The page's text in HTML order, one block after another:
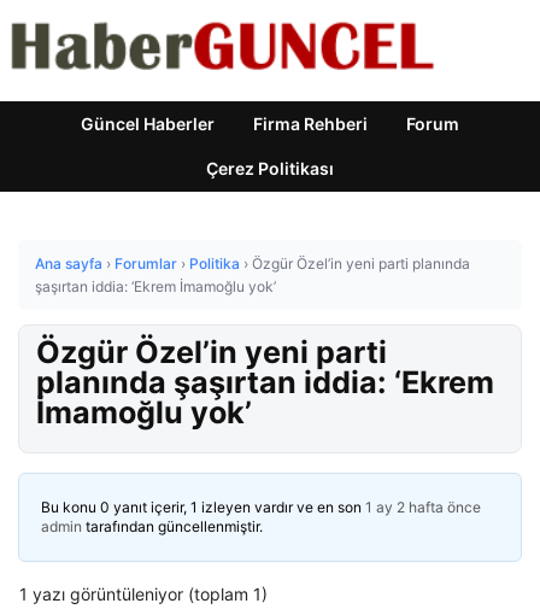
Güncel Haberler Firma Rehberi Forum
Çerez Politikası
Ana sayfa › Forumlar › Politika › Özgür Özel’in yeni parti planında
şaşırtan iddia: ‘Ekrem İmamoğlu yok’
Özgür Özel’in yeni parti
planında şaşırtan iddia: ‘Ekrem
İmamoğlu yok’
Bu konu 0 yanıt içerir, 1 izleyen vardır ve en son 1 ay 2 hafta önce
admin tarafından güncellenmiştir.
1 yazı görüntüleniyor (toplam 1)